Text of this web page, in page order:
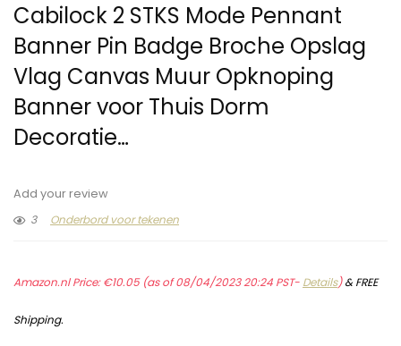
Cabilock 2 STKS Mode Pennant
Banner Pin Badge Broche Opslag
Vlag Canvas Muur Opknoping
Banner voor Thuis Dorm
Decoratie…
Add your review
3
Onderbord voor tekenen
Amazon.nl Price:€10.05(as of 08/04/2023 20:24 PST- Details)&FREE
Shipping.